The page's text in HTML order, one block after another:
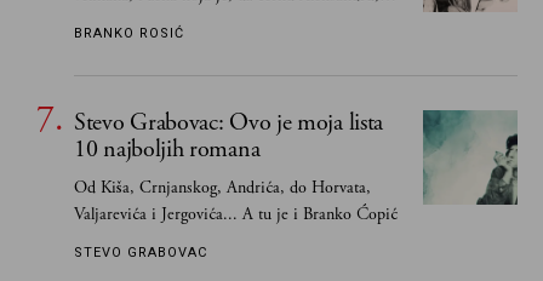
vodila računa o zaostavštini pisca. Ovu priču o
poznavale
BRANKO ROSIĆ
Stevo Grabovac: Ovo je moja lista
10 najboljih romana
Od Kiša, Crnjanskog, Andrića, do Horvata,
Valjarevića i Jergovića... A tu je i Branko Ćopić
STEVO GRABOVAC